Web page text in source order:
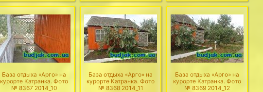
База отдыха «Арго» на
курорте Катранка. Фото
№ 8367 2014_10
База отдыха «Арго» на
курорте Катранка. Фото
№ 8368 2014_11
База отдыха «Арго» на
курорте Катранка. Фото
№ 8369 2014_12